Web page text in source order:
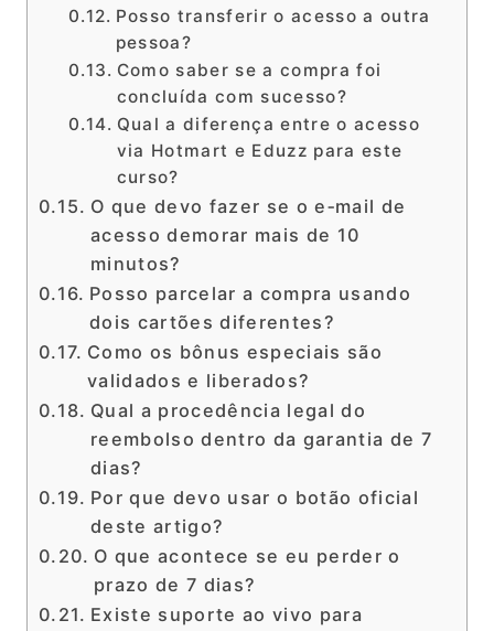
Posso transferir o acesso a outra
pessoa?
Como saber se a compra foi
concluída com sucesso?
Qual a diferença entre o acesso
via Hotmart e Eduzz para este
curso?
O que devo fazer se o e‑mail de
acesso demorar mais de 10
minutos?
Posso parcelar a compra usando
dois cartões diferentes?
Como os bônus especiais são
validados e liberados?
Qual a procedência legal do
reembolso dentro da garantia de 7
dias?
Por que devo usar o botão oficial
deste artigo?
O que acontece se eu perder o
prazo de 7 dias?
Existe suporte ao vivo para